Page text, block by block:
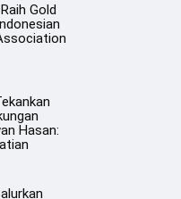
Gold
Hasan: